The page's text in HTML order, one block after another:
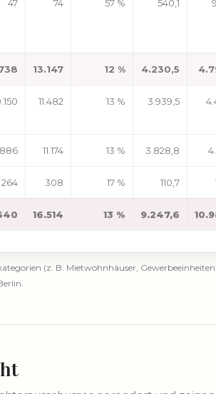
47 74 57 % 540,1
13.147 12 % 4.230,5
11.482 13 % 3.939,5
11.174 13 % 3.828,8
264 308 17 % 110,7
16.514 13 % 9.247,6
(z. B. Mietwohnhäuser,